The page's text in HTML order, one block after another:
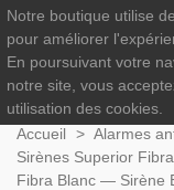
Accueil > Alarmes
Sirènes Superior Fibra
Fibra Blanc — Sirène
Notre boutique utilise
pour améliorer
En poursuivant votre
notre site, vous
utilisation des cookies.